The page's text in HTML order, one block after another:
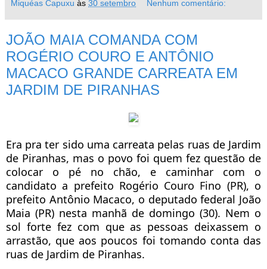
Miquéas Capuxu às 30 setembro Nenhum comentário:
JOÃO MAIA COMANDA COM
ROGÉRIO COURO E ANTÔNIO
MACACO GRANDE CARREATA EM
JARDIM DE PIRANHAS
Era pra ter sido uma carreata pelas ruas de Jardim
de Piranhas, mas o povo foi quem fez questão de
colocar o pé no chão, e caminhar com o
candidato a prefeito Rogério Couro Fino (PR), o
prefeito Antônio Macaco, o deputado federal João
Maia (PR) nesta manhã de domingo (30). Nem o
sol forte fez com que as pessoas deixassem o
arrastão, que aos poucos foi tomando conta das
ruas de Jardim de Piranhas.